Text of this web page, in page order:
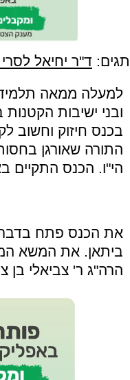
תגים: ד"ר יחיאל לסרי
למעלה ממאה
ובני ישיבות
בכנס חיזוק וחשוב
התורה שאורגן
הי"ו. הכנס התקיים
את הכנס פתח
ביתאן. את המשא
הרה"ג ר' צביאלי בן